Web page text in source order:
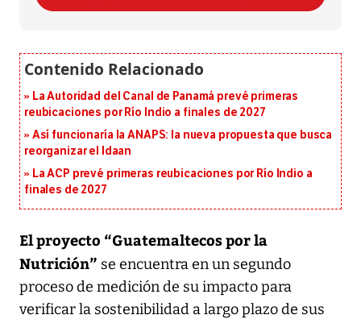
La Autoridad del Canal de Panamá prevé primeras
reubicaciones por Río Indio a finales de 2027
Así funcionaría la ANAPS: la nueva propuesta que busca
reorganizar el Idaan
La ACP prevé primeras reubicaciones por Río Indio a
finales de 2027
El proyecto “Guatemaltecos por la
Nutrición” se encuentra en un segundo
proceso de medición de su impacto para
verificar la sostenibilidad a largo plazo de sus